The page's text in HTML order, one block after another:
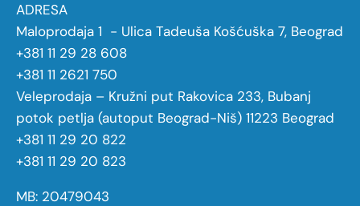
ADRESA
Maloprodaja 1 - Ulica Tadeuša Košćuška 7, Beograd
+381 11 29 28 608
+381 11 2621 750
Veleprodaja – Kružni put Rakovica 233, Bubanj
potok petlja (autoput Beograd-Niš) 11223 Beograd
+381 11 29 20 822
+381 11 29 20 823
MB: 20479043